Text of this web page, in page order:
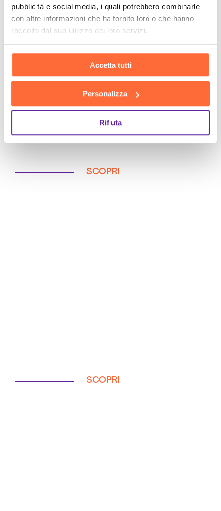
pubblicità e social media, i quali potrebbero combinarle
con altre informazioni che ha fornito loro o che hanno
raccolto dal suo utilizzo dei loro servizi.
Accetta tutti
Personalizza
Rifiuta
SCOPRI
SCOPRI